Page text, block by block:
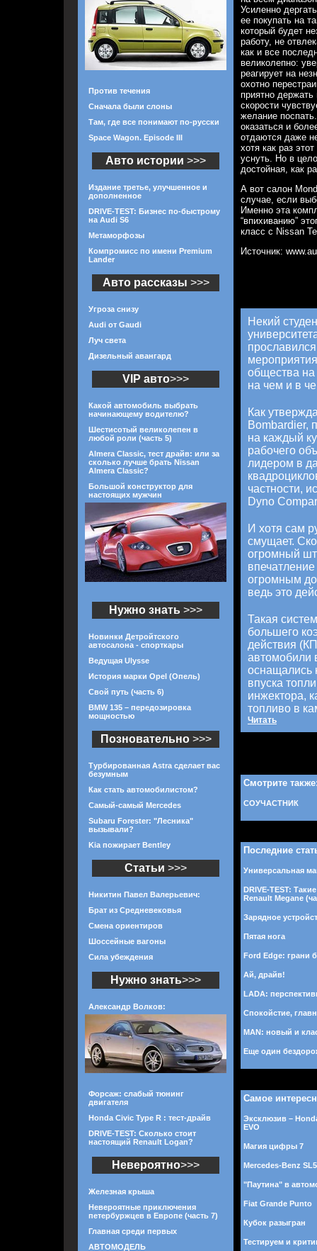
Против течения
Сначала были слоны
Там, где все понимают по-русски
Space Wagon. Episode III
Авто истории >>>
Издание третье, улучшенное и
дополненное
DRIVE-TEST: Бизнес по-быстрому
на Audi S6
Метаморфозы
Компромисс по имени Premium
Lander
Авто рассказы >>>
Угроза снизу
Audi от Gaudi
Луч света
Дизельный авангард
VIP авто>>>
Какой автомобиль выбрать
начинающему водителю?
Шестисотый великолепен в
любой роли (часть 5)
Almera Classic, тест драйв: или за
сколько лучше брать Nissan
Almera Classic?
Большой конструктор для
настоящих мужчин
Нужно знать >>>
Новинки Детройтского
автосалона - спорткары
Ведущая Ulysse
История марки Opel (Опель)
Свой путь (часть 6)
BMW 135 – передозировка
мощностью
Позновательно >>>
Турбированная Astra сделает вас
безумным
Как стать автомобилистом?
Самый-самый Mercedes
Subaru Forester: "Лесника"
вызывали?
Kia пожирает Bentley
Статьи >>>
Никитин Павел Валерьевич:
Брат из Средневековья
Смена ориентиров
Шоссейные вагоны
Сила убеждения
Нужно знать>>>
Александр Волков:
Форсаж: слабый тюнинг
двигателя
Honda Civic Type R : тест-драйв
DRIVE-TEST: Сколько стоит
настоящий Renault Logan?
Невероятно>>>
Железная крыша
Невероятные приключения
петербуржцев в Европе (часть 7)
Главная среди первых
АВТОМОДЕЛЬ
Усиленно
ее покупать на
который будет
работу, не
как и все
великолепно:
реагирует на
охотно
приятно
скорости
желание
оказаться и
отдаются даже
хотя как раз
уснуть. Но в
достойная, как
А вот салон
случае, если
Именно эта
“впихиванию”
класс с Nissan
Источник:
Некий
общества
на чем и в
Как
Bombardier,
на каждый
рабочего
лидером в
частности,
Dyno
И хотя сам
смущает.
огромный
огромным
ведь это
Такая
большего
действия
автомобили
оснащались
впуска
инжектора,
топливо в
Читать
Смотрите
СОУЧАСТНИК
Последние
Универсальная
DRIVE-TEST:
Renault Megane
Зарядное
Пятая нога
Ford Edge: грани
Ай, драйв!
LADA:
Спокойстие,
MAN: новый и
Еще один
Самое
Эксклюзив –
EVO
Магия цифры 7
Mercedes-Benz
"Паутина" в
Fiat Grande Punto
Кубок разыгран
Тестируем и